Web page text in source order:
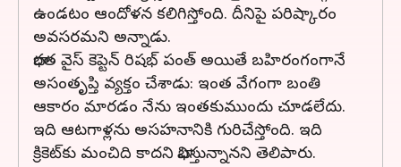
ఉండటం ఆందోళన కలిగిస్తోంది. దీనిపై పరిష్కారం
అవసరమని అన్నాడు.
భారత వైస్ కెప్టెన్ రిషభ్ పంత్ అయితే బహిరంగంగానే
అసంతృప్తి వ్యక్తం చేశాడు: ఇంత వేగంగా బంతి
ఆకారం మారడం నేను ఇంతకుముందు చూడలేదు.
ఇది ఆటగాళ్లను అసహనానికి గురిచేస్తోంది. ఇది
క్రికెట్‌కు మంచిది కాదని భావిస్తున్నానని తెలిపారు.